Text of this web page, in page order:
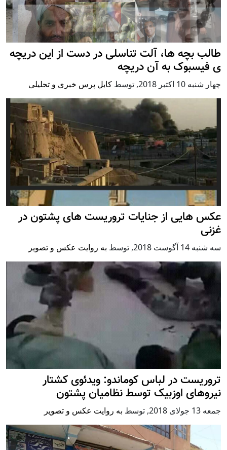
طالب بچه ها، آلت تناسلی در دست از این دریچه
ی فیسبوک به آن دریچه
چهار شنبه 10 اكتبر 2018 , توسط کابل پرس خبری و تحلیلی
عکس هایی از جنایات تروریست های پشتون در
غزنی
سه شنبه 14 آگوست 2018 , توسط به روایت عکس و تصویر
تروریست در لباس کوماندو: ویدئوی کشتار
نیروهای اوزبیک توسط نظامیان پشتون
جمعه 13 جولای 2018 , توسط به روایت عکس و تصویر